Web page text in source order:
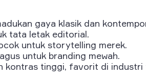
gaya klasik dan
tata letak editorial.
untuk storytelling merek.
untuk branding mewah.
kontras tinggi, favorit di industri